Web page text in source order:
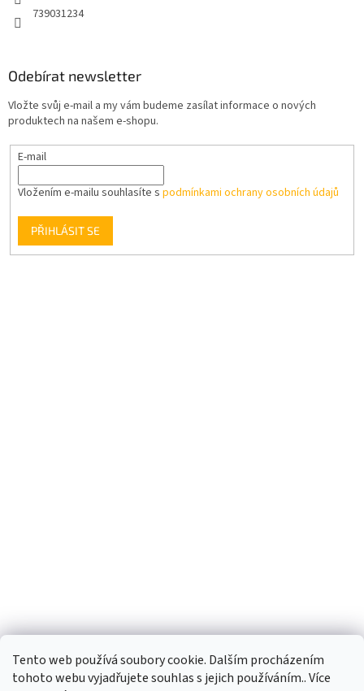
Tento web používá soubory cookie. Dalším procházením
tohoto webu vyjadřujete souhlas s jejich používáním.. Více
739031234
Odebírat newsletter
Vložte svůj e-mail a my vám budeme zasílat informace o nových
produktech na našem e-shopu.
E-mail
Vložením e-mailu souhlasíte s podmínkami ochrany osobních údajů
PŘIHLÁSIT SE